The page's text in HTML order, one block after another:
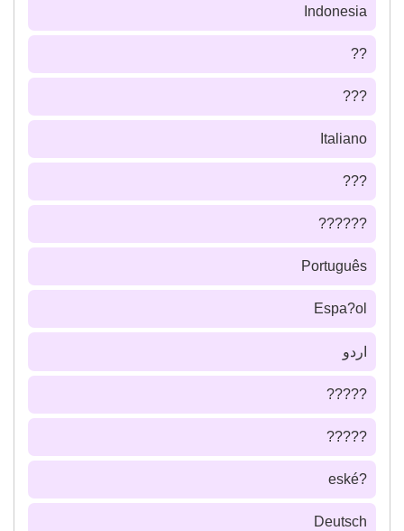
Indonesia
??
???
Italiano
???
??????
Português
Espa?ol
اردو
?????
?????
?eské
Deutsch